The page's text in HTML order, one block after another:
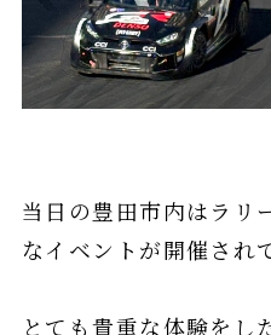
当⽇の豊⽥市内はラリ
なイベントが開催され
とても貴重な体験をし